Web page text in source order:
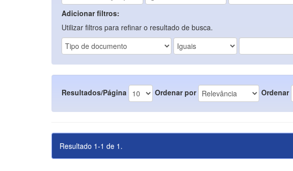
Adicionar filtros:
Utilizar filtros para refinar o resultado de busca.
Resultados/Página Ordenar por Ordenar
Resultado 1-1 de 1.